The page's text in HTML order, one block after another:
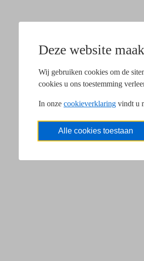
Deze website
Wij gebruiken cookies om de
cookies u ons toestemming
In onze cookieverklaring vindt u
Alle cookies toestaan